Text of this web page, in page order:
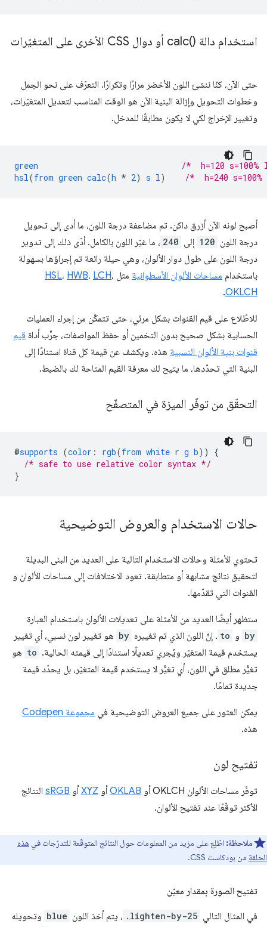
استخدام دالة calc()‎ أو دوال CSS الأخرى على المتغيّرات
حتى الآن، كنّا ننشئ اللون الأخضر مرارًا وتكرارًا. التعرّف على نحو الجمل
وخطوات التحويل وإزالة البنية الآن هو الوقت المناسب لتعديل المتغيّرات،
وتغيير الإخراج لكي لا يكون مطابقًا للمدخل.
green
/*  h=120
hsl (from green calc(h * 2) s l ) /*  h=240
أصبح لونه الآن أزرق داكن. تم مضاعفة درجة اللون، ما أدى إلى تحويل
درجة اللون 120 إلى 240 ، ما غيّر اللون بالكامل. أدّى ذلك إلى تدوير
درجة اللون على طول دوار الألوان، وهي حيلة رائعة تم إجراؤها بسهولة
باستخدام مساحات الألوان الأسطوانية مثل HSL، HWB، LCH،
OKLCH
.
للاطّلاع على قيم القنوات بشكل مرئي، حتى تتمكّن من إجراء العمليات
الحسابية بشكل صحيح بدون التخمين أو حفظ المواصفات، جرِّب أداة قيم
قنوات بنية الألوان النسبية هذه. ويكشف عن قيمة كل قناة استنادًا إلى
البنية التي تحدّدها، ما يتيح لك معرفة القيم المتاحة لك بالضبط.
التحقّق من توفّر الميزة في المتصفّح
@supports (color : rgb(from white r g b))
{
/* safe to use relative color syntax */
}
حالات الاستخدام والعروض التوضيحية
تحتوي الأمثلة وحالات الاستخدام التالية على العديد من البنى البديلة
لتحقيق نتائج مشابهة أو متطابقة. تعود الاختلافات إلى مساحات الألوان و
القنوات التي تقدّمها.
ستظهر أيضًا العديد من الأمثلة على تعديلات الألوان باستخدام العبارة
by و to . إنّ اللون الذي تم تغييره by هو تغيير لون نسبي، أي تغيير
يستخدم قيمة المتغيّر ويُجري تعديلًا استنادًا إلى قيمته الحالية. to هو
تغيُّر مطلق في اللون، أي تغيُّر لا يستخدم قيمة المتغيّر، بل يحدّد قيمة
جديدة تمامًا.
يمكن العثور على جميع العروض التوضيحية في مجموعة Codepen
هذه.
تفتيح لون
توفّر مساحات الألوان OKLCH أو OKLABأو XYZأو sRGB النتائج
الأكثر توقّعًا عند تفتيح الألوان.
ملاحظة: اطّلِع على مزيد من المعلومات حول النتائج المتوقّعة للتدرّجات في هذه
الحلقة من بودكاست CSS.
تفتيح الصورة بمقدار معيّن
في المثال التالي .lighten-by-25 ، يتم أخذ اللون blue وتحويله